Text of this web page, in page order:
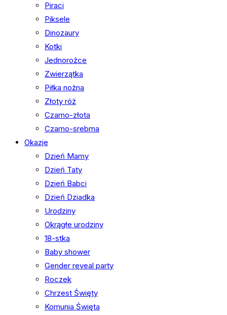
Piraci
Piksele
Dinozaury
Kotki
Jednorożce
Zwierzątka
Piłka nożna
Złoty róż
Czarno-złota
Czarno-srebrna
Okazje
Dzień Mamy
Dzień Taty
Dzień Babci
Dzień Dziadka
Urodziny
Okrągłe urodziny
18-stka
Baby shower
Gender reveal party
Roczek
Chrzest Święty
Komunia Święta